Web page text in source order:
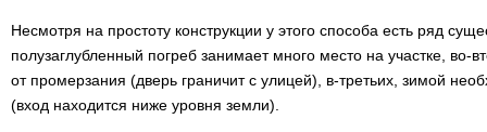
Несмотря на простоту конструкции у этого способа есть ряд
полузаглубленный погреб занимает много место на участке,
от промерзания (дверь граничит с улицей), в-третьих, зимой
(вход находится ниже уровня земли).